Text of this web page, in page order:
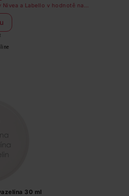
a Labello v hodnotě nad
očí zdarma
30 ml